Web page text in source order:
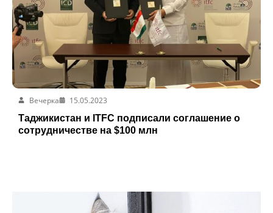
Вечерка
15.05.2023
Таджикистан и ITFC подписали соглашение о
сотрудничестве на $100 млн